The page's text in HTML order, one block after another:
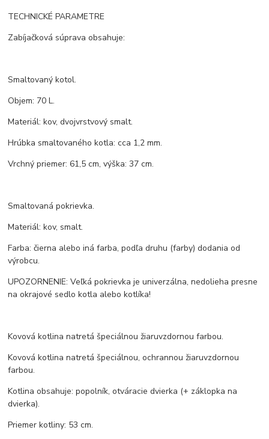
TECHNICKÉ PARAMETRE
Zabíjačková súprava obsahuje:
Smaltovaný kotol.
Objem: 70 L.
Materiál: kov, dvojvrstvový smalt.
Hrúbka smaltovaného kotla: cca 1,2 mm.
Vrchný priemer: 61,5 cm, výška: 37 cm.
Smaltovaná pokrievka.
Materiál: kov, smalt.
Farba: čierna alebo iná farba, podľa druhu (farby) dodania od
výrobcu.
UPOZORNENIE: Veľká pokrievka je univerzálna, nedolieha presne
na okrajové sedlo kotla alebo kotlíka!
Kovová kotlina natretá špeciálnou žiaruvzdornou farbou.
Kovová kotlina natretá špeciálnou, ochrannou žiaruvzdornou
farbou.
Kotlina obsahuje: popolník, otváracie dvierka (+ záklopka na
dvierka).
Priemer kotliny: 53 cm.